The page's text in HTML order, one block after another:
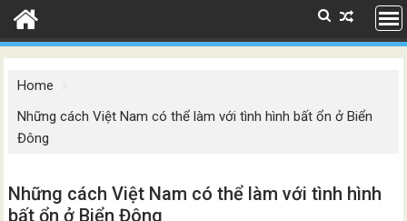
Home
Những cách Việt Nam có thể làm với tình hình bất ổn ở Biển
Đông
Những cách Việt Nam có thể làm với tình hình
bất ổn ở Biển Đông